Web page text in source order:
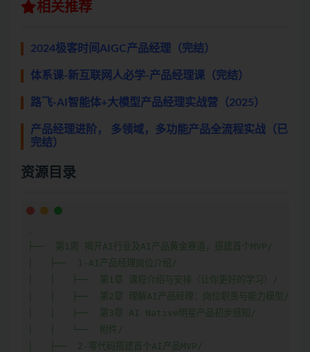
相关推荐
2024极客时间AIGC产品经理（完结）
体系课-新互联网人必学-产品经理课（完结）
路飞-AI智能体+大模型产品经理实战营（2025）
产品经理进阶， 多领域，多功能产品全流程实战（已
完结）
资源目录
.
├──  第1周 揭开AI行业及AI产品黄金赛道，搭建首个MVP/
│   ├──  1-AI产品经理岗位介绍/
│   │   ├──  第1章 课程介绍与安排（让你更好的学习）/
│   │   ├──  第2章 理解AI产品经理：岗位职责与能力模型/
│   │   ├──  第3章 AI Native明星产品初步感知/
│   │   └──  附件/
│   ├──  2-零代码搭建首个AI产品MVP/